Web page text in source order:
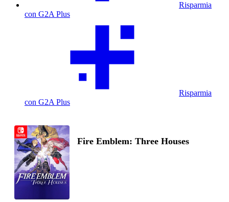
Risparmia
con G2A Plus
Risparmia
con G2A Plus
Fire Emblem: Three Houses